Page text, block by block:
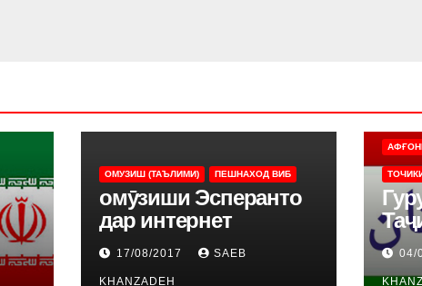
ОМУЗИШ (ТАЪЛИМИ) ПЕШНАХОД ВИБ
омӯзиши Эсперанто
дар интернет
17/08/2017 SAEB
KHANZADEH
04/